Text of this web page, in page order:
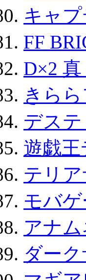
キャ
FF
D×2
きら
デス
遊戯
テリ
モバ
アナ
ダー